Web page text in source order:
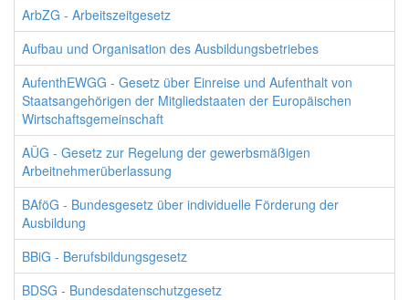
ArbZG - Arbeitszeitgesetz
Aufbau und Organisation des Ausbildungsbetriebes
AufenthEWGG - Gesetz über Einreise und Aufenthalt von
Staatsangehörigen der Mitgliedstaaten der Europäischen
Wirtschaftsgemeinschaft
AÜG - Gesetz zur Regelung der gewerbsmäßigen
Arbeitnehmerüberlassung
BAföG - Bundesgesetz über individuelle Förderung der
Ausbildung
BBiG - Berufsbildungsgesetz
BDSG - Bundesdatenschutzgesetz